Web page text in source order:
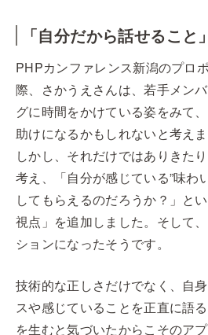
「自分だから話せること
PHPカンファレンス新潟のプロ
際、さかうえさんは、若手メン
グに時間をかけている姿をみて
助けになるかもしれないと考えま
しかし、それだけではありきた
考え、「自分が感じている”味わ
してもらえるのだろうか？」と
視点」を追加しました。そして
ションになったそうです。
技術的な正しさだけでなく、自
スや感じていることを正直に語
を生むと気づいたからこそのア